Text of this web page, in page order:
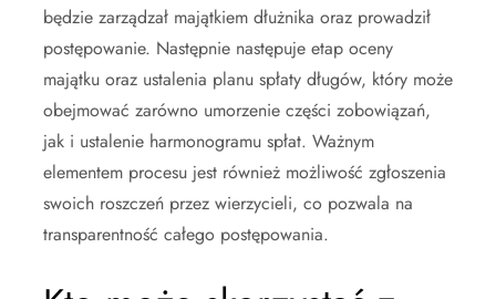
będzie zarządzał majątkiem dłużnika oraz prowadził
postępowanie. Następnie następuje etap oceny
majątku oraz ustalenia planu spłaty długów, który może
obejmować zarówno umorzenie części zobowiązań,
jak i ustalenie harmonogramu spłat. Ważnym
elementem procesu jest również możliwość zgłoszenia
swoich roszczeń przez wierzycieli, co pozwala na
transparentność całego postępowania.